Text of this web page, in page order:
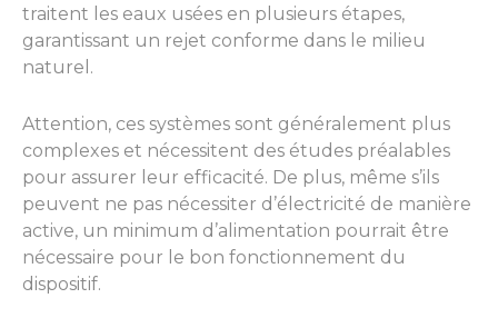
traitent les eaux usées en plusieurs étapes,
garantissant un rejet conforme dans le milieu
naturel.
Attention, ces systèmes sont généralement plus
complexes et nécessitent des études préalables
pour assurer leur efficacité. De plus, même s’ils
peuvent ne pas nécessiter d’électricité de manière
active, un minimum d’alimentation pourrait être
nécessaire pour le bon fonctionnement du
dispositif.